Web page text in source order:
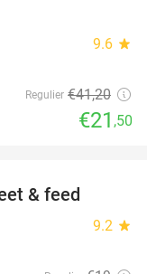
9.6 star
Regulier €41,20
€21 ,50
& feed
9.2 star